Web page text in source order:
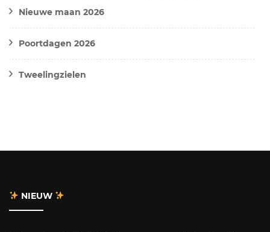
Nieuwe maan 2026
Poortdagen 2026
Tweelingzielen
NIEUW